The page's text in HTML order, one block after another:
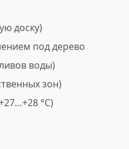
доску)
под дерево
воды)
зон)
°C)